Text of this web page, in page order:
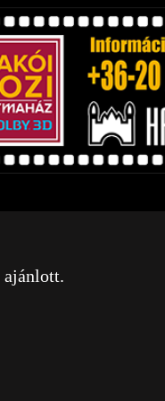
ajánlott.